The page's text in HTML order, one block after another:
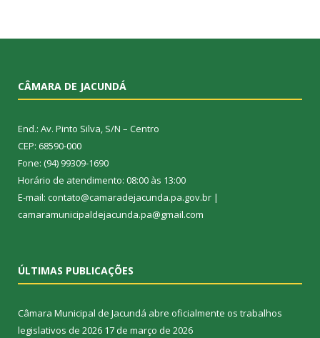
CÂMARA DE JACUNDÁ
End.: Av. Pinto Silva, S/N – Centro
CEP: 68590-000
Fone: (94) 99309-1690
Horário de atendimento: 08:00 às 13:00
E-mail: contato@camaradejacunda.pa.gov.br |
camaramunicipaldejacunda.pa@gmail.com
ÚLTIMAS PUBLICAÇÕES
Câmara Municipal de Jacundá abre oficialmente os trabalhos
legislativos de 2026 17 de março de 2026